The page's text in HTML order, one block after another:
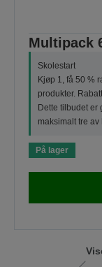
Multipack
Skolestart
Kjøp 1, få 50 %
produkter.
Dette tilbudet er
maksimalt tre
På lager